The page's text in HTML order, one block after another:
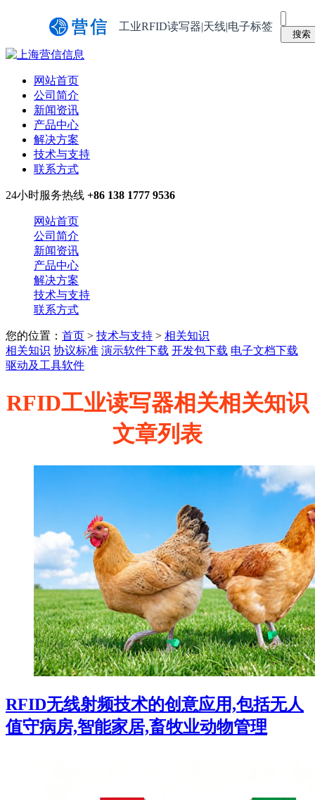
工业RFID读写器|天线|电子标签
网站首页
公司简介
新闻资讯
产品中心
解决方案
技术与支持
联系方式
24小时服务热线 +86 138 1777 9536
网站首页
公司简介
新闻资讯
产品中心
解决方案
技术与支持
联系方式
您的位置： 首页 > 技术与支持 > 相关知识
相关知识 协议标准 演示软件下载 开发包下载 电子文档下载
驱动及工具软件
RFID工业读写器相关相关知识
文章列表
RFID无线射频技术的创意应用,包括无人
值守病房,智能家居,畜牧业动物管理